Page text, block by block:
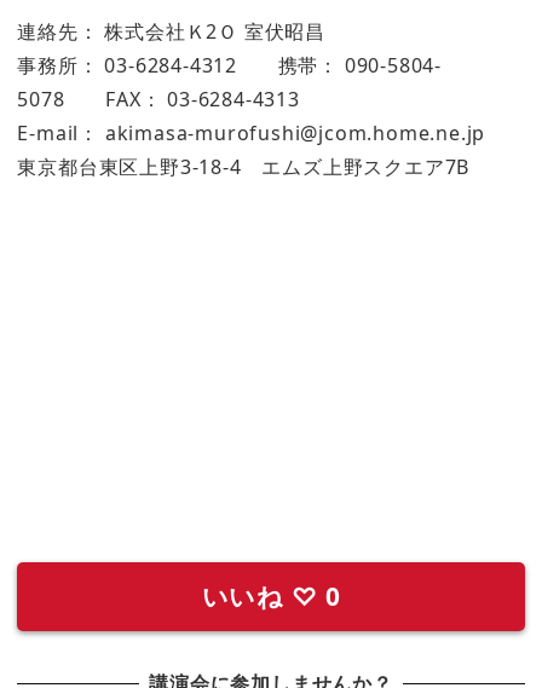
連絡先： 株式会社Ｋ2Ｏ 室伏昭昌
事務所： 03-6284-4312 携帯： 090-5804-
5078 FAX： 03-6284-4313
E-mail： akimasa-murofushi@jcom.home.ne.jp
東京都台東区上野3-18-4 エムズ上野スクエア7B
いいね ♡ 0